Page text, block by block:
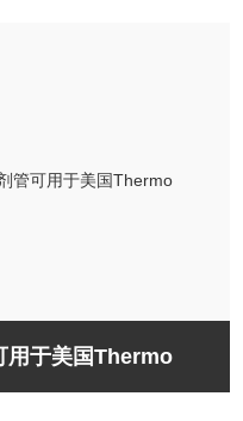
用于美国Thermo